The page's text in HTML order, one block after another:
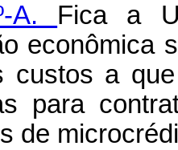
A. Fica a
econômica
custos a
para
de